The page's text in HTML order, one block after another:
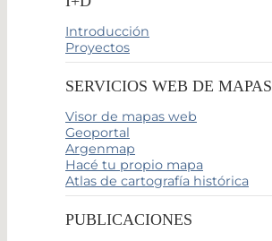
Introducción
Proyectos
SERVICIOS WEB DE MAPAS
Visor de mapas web
Geoportal
Argenmap
Hacé tu propio mapa
Atlas de cartografía histórica
PUBLICACIONES